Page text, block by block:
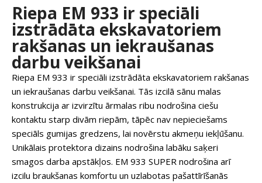
Riepa EM 933 ir speciāli
izstrādāta ekskavatoriem
rakšanas un iekraušanas
darbu veikšanai
Riepa EM 933 ir speciāli izstrādāta ekskavatoriem rakšanas
un iekraušanas darbu veikšanai. Tās izcilā sānu malas
konstrukcija ar izvirzītu ārmalas ribu nodrošina ciešu
kontaktu starp divām riepām, tāpēc nav nepieciešams
speciāls gumijas gredzens, lai novērstu akmeņu iekļūšanu.
Unikālais protektora dizains nodrošina labāku saķeri
smagos darba apstākļos. EM 933 SUPER nodrošina arī
izcilu braukšanas komfortu un uzlabotas pašattīrīšanās